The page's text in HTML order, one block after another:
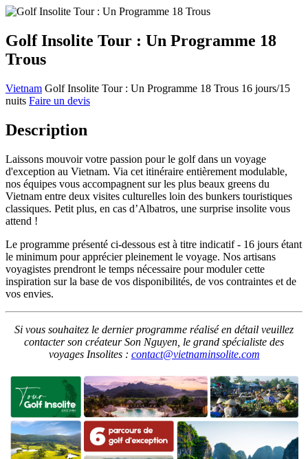
Golf Insolite Tour : Un Programme 18
Trous
Vietnam Golf Insolite Tour : Un Programme 18 Trous 16 jours/15
nuits Faire un devis
Description
Laissons mouvoir votre passion pour le golf dans un voyage
d'exception au Vietnam. Via cet itinéraire entièrement modulable,
nos équipes vous accompagnent sur les plus beaux greens du
Vietnam entre deux visites culturelles loin des bunkers touristiques
classiques. Petit plus, en cas d’Albatros, une surprise insolite vous
attend !
Le programme présenté ci-dessous est à titre indicatif - 16 jours étant
le minimum pour apprécier pleinement le voyage. Nos artisans
voyagistes prendront le temps nécessaire pour moduler cette
inspiration sur la base de vos disponibilités, de vos contraintes et de
vos envies.
Si vous souhaitez le dernier programme réalisé en détail veuillez
contacter son créateur Son Nguyen, le grand spécialiste des
voyages Insolites : contact@vietnaminsolite.com